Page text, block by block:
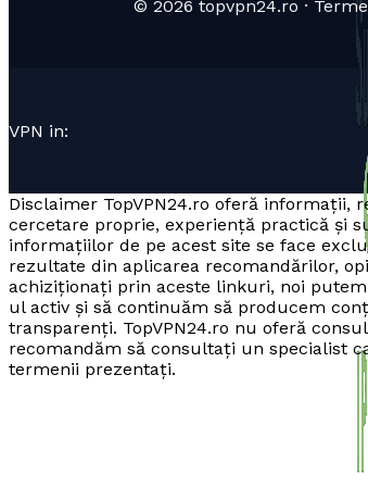
© 2026 topvpn24.ro ·
VPN in:
Disclaimer TopVPN24.ro oferă
cercetare proprie, experiență practică și
informațiilor de pe acest site se face
rezultate din aplicarea recomandărilor,
achiziționați prin aceste linkuri, noi
ul activ și să continuăm să producem
transparenți. TopVPN24.ro nu oferă
recomandăm să consultați un specialist
termenii prezentați.